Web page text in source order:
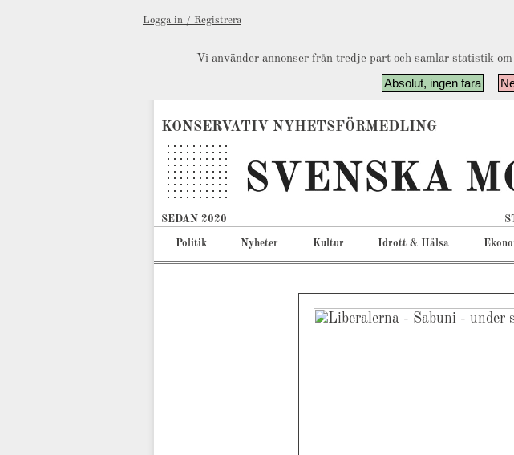
Logga in / Registrera
Vi använder annonser från tredje part och samlar statistik
Absolut, ingen fara
KONSERVATIV NYHETSFÖRMEDLING
SEDAN 2020
Politik Nyheter Kultur Idrott & Hälsa